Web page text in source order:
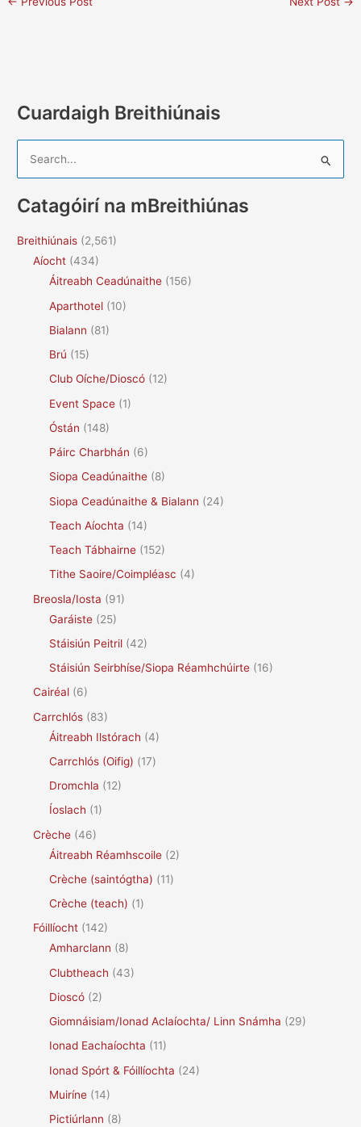
Cuardaigh Breithiúnais
r
c
Catagóirí na mBreithiúnas
Breithiúnais (2,561)
Aíocht (434)
Áitreabh Ceadúnaithe (156)
Aparthotel (10)
Bialann (81)
Brú (15)
Club Oíche/Dioscó (12)
Event Space (1)
Óstán (148)
Páirc Charbhán (6)
Siopa Ceadúnaithe (8)
Siopa Ceadúnaithe & Bialann (24)
Teach Aíochta (14)
Teach Tábhairne (152)
Tithe Saoire/Coimpléasc (4)
Breosla/Iosta (91)
Garáiste (25)
Stáisiún Peitril (42)
Stáisiún Seirbhíse/Siopa Réamhchúirte (16)
Cairéal (6)
Carrchlós (83)
Áitreabh Ilstórach (4)
Carrchlós (Oifig) (17)
Dromchla (12)
Íoslach (1)
Crèche (46)
Áitreabh Réamhscoile (2)
Crèche (saintógtha) (11)
Crèche (teach) (1)
Fóillíocht (142)
Amharclann (8)
Clubtheach (43)
Dioscó (2)
Giomnáisiam/Ionad Aclaíochta/ Linn Snámha (29)
Ionad Eachaíochta (11)
Ionad Spórt & Fóillíochta (24)
Muiríne (14)
Pictiúrlann (8)